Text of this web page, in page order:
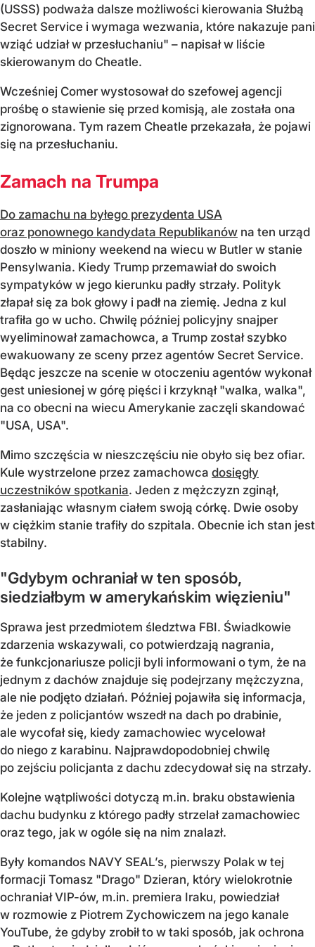
(USSS) podważa dalsze możliwości kierowania Służbą
Secret Service i wymaga wezwania, które nakazuje pani
wziąć udział w przesłuchaniu" – napisał w liście
skierowanym do Cheatle.
Wcześniej Comer wystosował do szefowej agencji
prośbę o stawienie się przed komisją, ale została ona
zignorowana. Tym razem Cheatle przekazała, że pojawi
się na przesłuchaniu.
Zamach na Trumpa
Do zamachu na byłego prezydenta USA
oraz ponownego kandydata Republikanów na ten urząd
doszło w miniony weekend na wiecu w Butler w stanie
Pensylwania. Kiedy Trump przemawiał do swoich
sympatyków w jego kierunku padły strzały. Polityk
złapał się za bok głowy i padł na ziemię. Jedna z kul
trafiła go w ucho. Chwilę później policyjny snajper
wyeliminował zamachowca, a Trump został szybko
ewakuowany ze sceny przez agentów Secret Service.
Będąc jeszcze na scenie w otoczeniu agentów wykonał
gest uniesionej w górę pięści i krzyknął "walka, walka",
na co obecni na wiecu Amerykanie zaczęli skandować
"USA, USA".
Mimo szczęścia w nieszczęściu nie obyło się bez ofiar.
Kule wystrzelone przez zamachowca dosięgły
uczestników spotkania. Jeden z mężczyzn zginął,
zasłaniając własnym ciałem swoją córkę. Dwie osoby
w ciężkim stanie trafiły do szpitala. Obecnie ich stan jest
stabilny.
"Gdybym ochraniał w ten sposób,
siedziałbym w amerykańskim więzieniu"
Sprawa jest przedmiotem śledztwa FBI. Świadkowie
zdarzenia wskazywali, co potwierdzają nagrania,
że funkcjonariusze policji byli informowani o tym, że na
jednym z dachów znajduje się podejrzany mężczyzna,
ale nie podjęto działań. Później pojawiła się informacja,
że jeden z policjantów wszedł na dach po drabinie,
ale wycofał się, kiedy zamachowiec wycelował
do niego z karabinu. Najprawdopodobniej chwilę
po zejściu policjanta z dachu zdecydował się na strzały.
Kolejne wątpliwości dotyczą m.in. braku obstawienia
dachu budynku z którego padły strzelał zamachowiec
oraz tego, jak w ogóle się na nim znalazł.
Były komandos NAVY SEAL’s, pierwszy Polak w tej
formacji Tomasz "Drago" Dzieran, który wielokrotnie
ochraniał VIP-ów, m.in. premiera Iraku, powiedział
w rozmowie z Piotrem Zychowiczem na jego kanale
YouTube, że gdyby zrobił to w taki sposób, jak ochrona